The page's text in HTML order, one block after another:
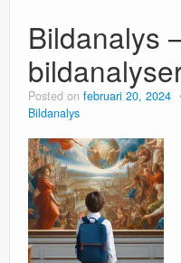
Bildanalys
Posted on februari 20, 2024
Bildanalys